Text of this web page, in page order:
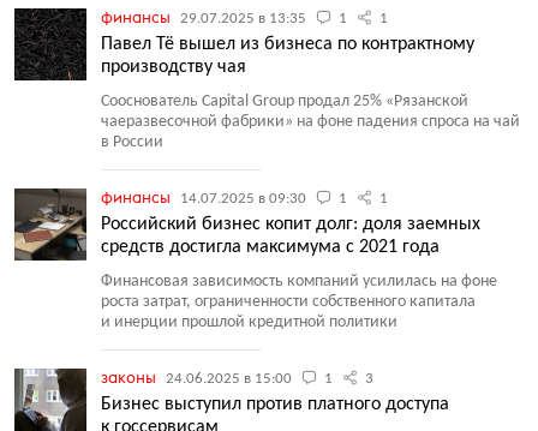
финансы 29.07.2025 в 13:35 1 1
Павел Тё вышел из бизнеса по контрактному
производству чая
Сооснователь Capital Group продал 25% «Рязанской
чаеразвесочной фабрики» на фоне падения спроса на чай
в России
финансы 14.07.2025 в 09:30 1 1
Российский бизнес копит долг: доля заемных
средств достигла максимума с 2021 года
Финансовая зависимость компаний усилилась на фоне
роста затрат, ограниченности собственного капитала
и инерции прошлой кредитной политики
законы 24.06.2025 в 15:00 1 3
Бизнес выступил против платного доступа